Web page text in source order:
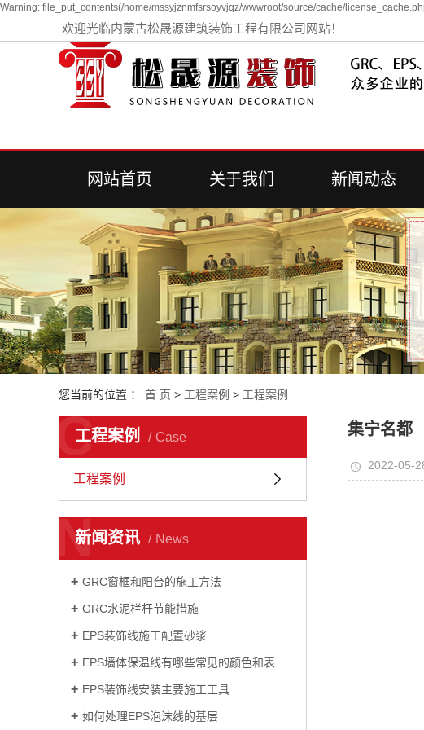
Warning: file_put_contents(/home/mssyjznmfsrsoyvjqz/wwwroot/source/cache/
欢迎光临内蒙古松晟源建筑装饰工程有限公司网站！
网站首页 关于我们
公司简介
新闻动态
公司新闻
行业新闻
常见问答
您当前的位置 ： 首 页 > 工程案例 > 工程案例
工程案例 Case
C
工程案例
新闻资讯 News
N
GRC窗框和阳台的施工方法
GRC水泥栏杆节能措施
EPS装饰线施工配置砂浆
EPS墙体保温线有哪些常见的颜色和表面处理方法？
EPS装饰线安装主要施工工具
如何处理EPS泡沫线的基层
集宁名都
2022-05-